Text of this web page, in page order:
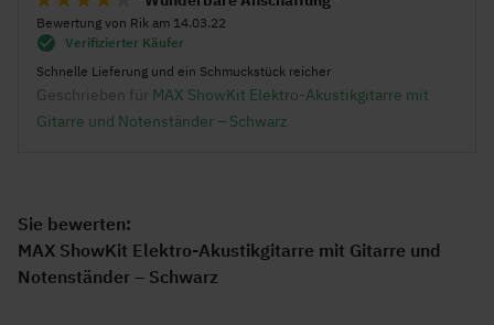
Sie bewerten:
MAX ShowKit Elektro-Akustikgitarre mit Gitarre und
Notenständer – Schwarz
80%
Bewertung von Rik am 14.03.22
Verifizierter Käufer
Schnelle Lieferung und ein Schmuckstück reicher
Geschrieben für MAX ShowKit Elektro-Akustikgitarre mit
Gitarre und Notenständer – Schwarz